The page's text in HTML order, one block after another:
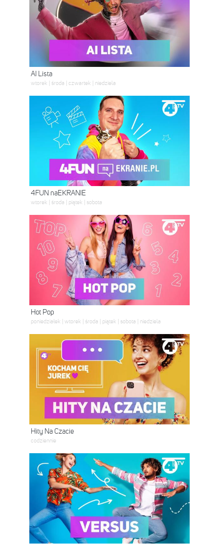
AI Lista
wtorek | środa | czwartek | niedziela
4FUN naEKRANIE
wtorek | środa | piątek | sobota
Hot Pop
poniedziałek | wtorek | środa | piątek | sobota | niedziela
Hity Na Czacie
codziennie